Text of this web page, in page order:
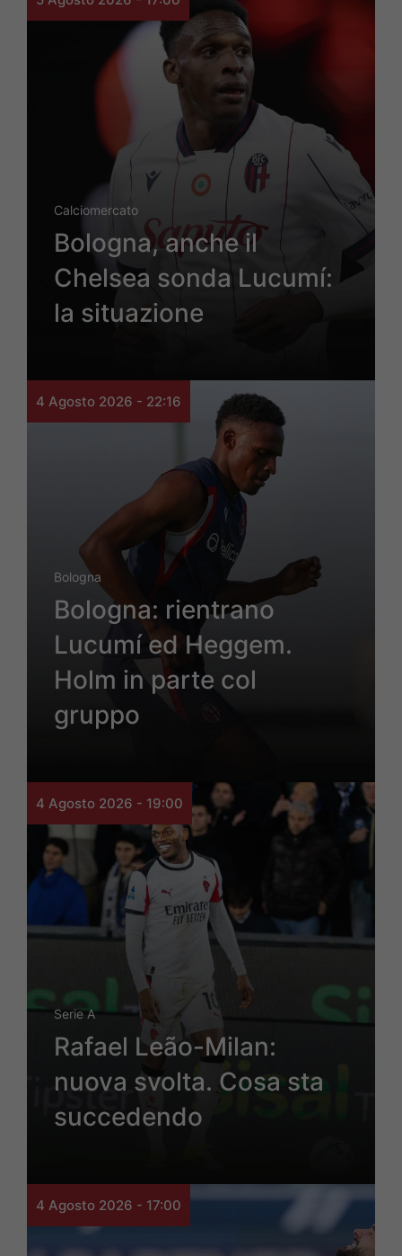
Calciomercato
Bologna, anche il
Chelsea sonda Lucumí:
la situazione
4 Agosto 2026 - 22:16
Bologna
Bologna: rientrano
Lucumí ed Heggem.
Holm in parte col
gruppo
4 Agosto 2026 - 19:00
Serie A
Rafael Leão-Milan:
nuova svolta. Cosa sta
succedendo
4 Agosto 2026 - 17:00